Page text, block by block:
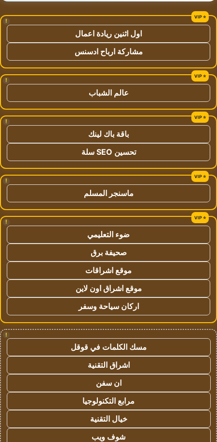
!
اول اثنين ريادة اعمال
مشاركة ارباح ادسنس
!
عالم الشباب
!
باقة باك لينك
تحسين SEO سلة
!
ماسنجر المسلم
!
ضوء التعليمي
صحيفة برق
موقع اشراقات
موقع اشراق اون لاين
اركان سياحة وسفر
!
مسك الكلمات في قوقل
اشراق التقنية
ان سفن
مرابع التكنولوجيا
خيال التقنية
شوف ويب